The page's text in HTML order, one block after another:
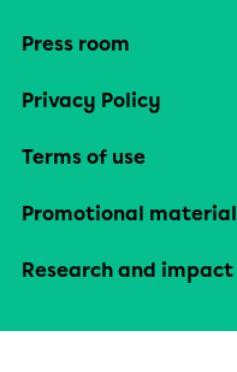
Press room
Privacy Policy
Terms of use
Promotional material
Research and impact